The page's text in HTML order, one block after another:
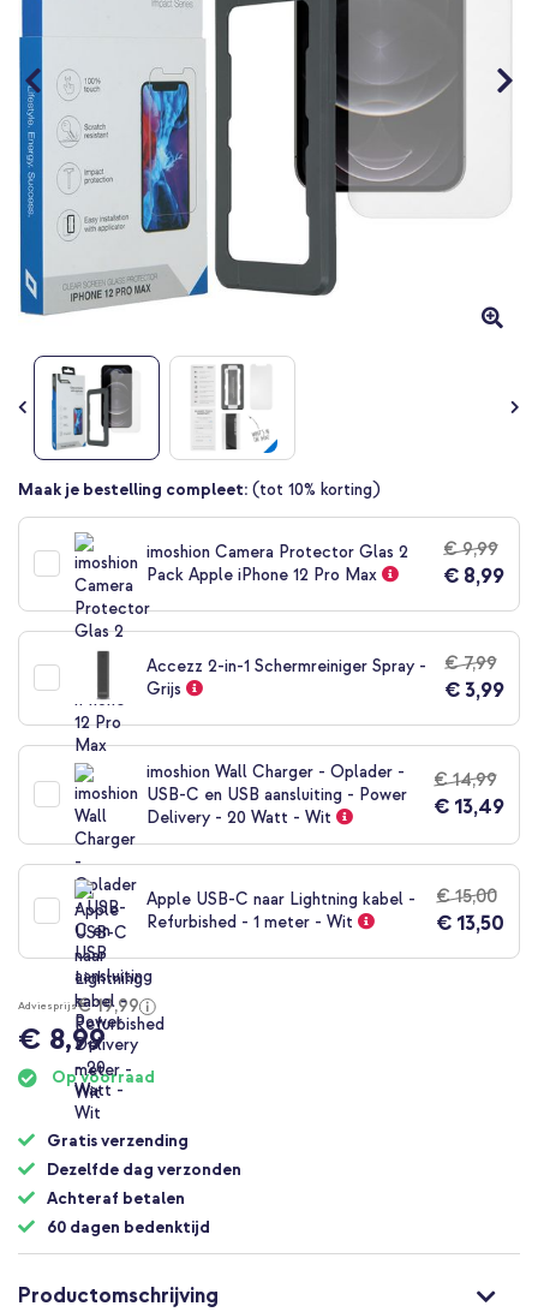
Ga
begin
van
de
afbeeldingen-
Maak je bestelling compleet: (tot 10% korting)
imoshion Camera Protector Glas 2
Pack Apple iPhone 12 Pro Max
€ 9,99
€ 8,99
Accezz 2-in-1 Schermreiniger Spray -
Grijs
€ 7,99
€ 3,99
imoshion Wall Charger - Oplader -
USB-C en USB aansluiting - Power
Delivery - 20 Watt - Wit
€ 14,99
€ 13,49
Apple USB-C naar Lightning kabel -
Refurbished - 1 meter - Wit
€ 15,00
€ 13,50
Adviesprijs€ 19,99
€ 8,99
Op voorraad
Gratis verzending
Dezelfde dag verzonden
Achteraf betalen
60 dagen bedenktijd
Productomschrijving